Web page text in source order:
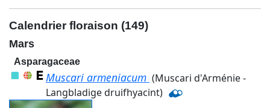
Calendrier floraison (149)
Mars
Asparagaceae
Muscari armeniacum (Muscari d'Arménie -
Langbladige druifhyacint)